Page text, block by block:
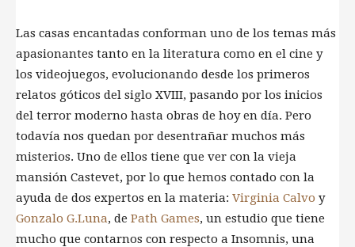
Las casas encantadas conforman uno de los temas más
apasionantes tanto en la literatura como en el cine y
los videojuegos, evolucionando desde los primeros
relatos góticos del siglo XVIII, pasando por los inicios
del terror moderno hasta obras de hoy en día. Pero
todavía nos quedan por desentrañar muchos más
misterios. Uno de ellos tiene que ver con la vieja
mansión Castevet, por lo que hemos contado con la
ayuda de dos expertos en la materia: Virginia Calvo y
Gonzalo G.Luna, de Path Games, un estudio que tiene
mucho que contarnos con respecto a Insomnis, una